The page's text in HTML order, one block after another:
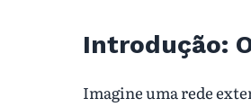
Introdução:
Imagine uma rede